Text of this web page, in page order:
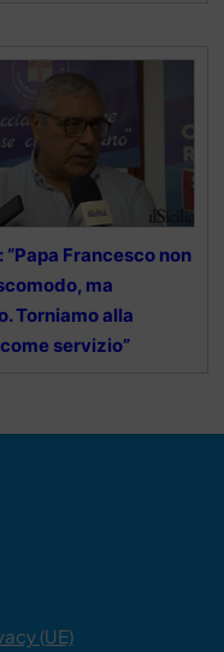
“Papa Francesco non
ma
Torniamo alla
servizio”
(UE)